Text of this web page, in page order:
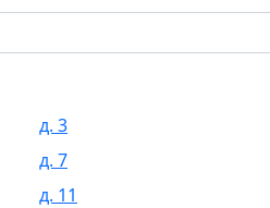
д. 3
д. 7
д. 11